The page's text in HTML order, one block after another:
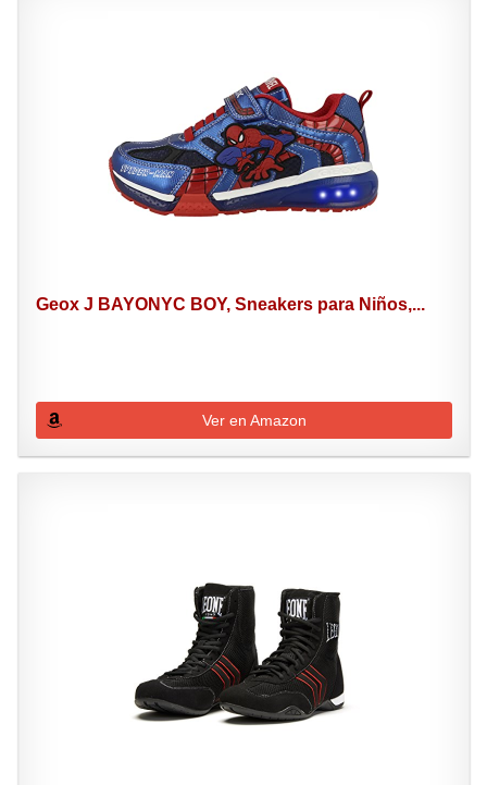
Geox J BAYONYC BOY, Sneakers para Niños,...
Ver en Amazon